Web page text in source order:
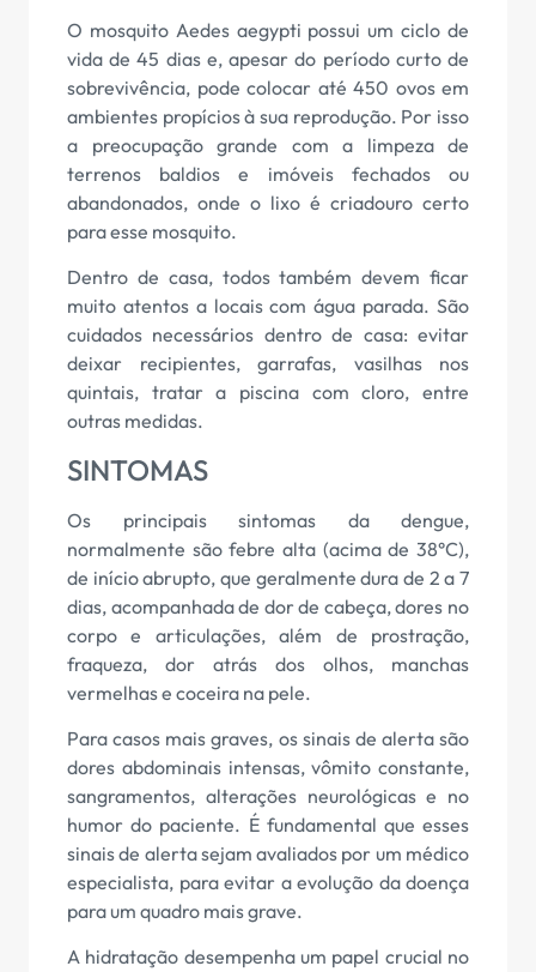
O mosquito Aedes aegypti possui um ciclo de
vida de 45 dias e, apesar do período curto de
sobrevivência, pode colocar até 450 ovos em
ambientes propícios à sua reprodução. Por isso
a preocupação grande com a limpeza de
terrenos baldios e imóveis fechados ou
abandonados, onde o lixo é criadouro certo
para esse mosquito.
Dentro de casa, todos também devem ficar
muito atentos a locais com água parada. São
cuidados necessários dentro de casa: evitar
deixar recipientes, garrafas, vasilhas nos
quintais, tratar a piscina com cloro, entre
outras medidas.
SINTOMAS
Os principais sintomas da dengue,
normalmente são febre alta (acima de 38°C),
de início abrupto, que geralmente dura de 2 a 7
dias, acompanhada de dor de cabeça, dores no
corpo e articulações, além de prostração,
fraqueza, dor atrás dos olhos, manchas
vermelhas e coceira na pele.
Para casos mais graves, os sinais de alerta são
dores abdominais intensas, vômito constante,
sangramentos, alterações neurológicas e no
humor do paciente. É fundamental que esses
sinais de alerta sejam avaliados por um médico
especialista, para evitar a evolução da doença
para um quadro mais grave.
A hidratação desempenha um papel crucial no